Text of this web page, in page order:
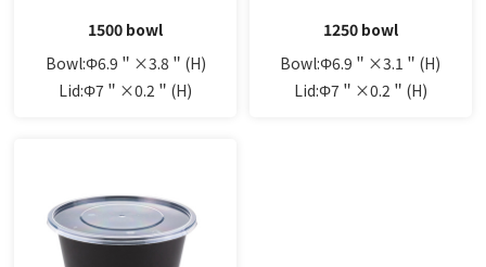
1500 bowl
Bowl:Φ6.9＂×3.8＂(H)
Lid:Φ7＂×0.2＂(H)
1250 bowl
Bowl:Φ6.9＂×3.1＂(H)
Lid:Φ7＂×0.2＂(H)